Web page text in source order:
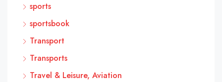
sports
sportsbook
Transport
Transports
Travel & Leisure, Aviation